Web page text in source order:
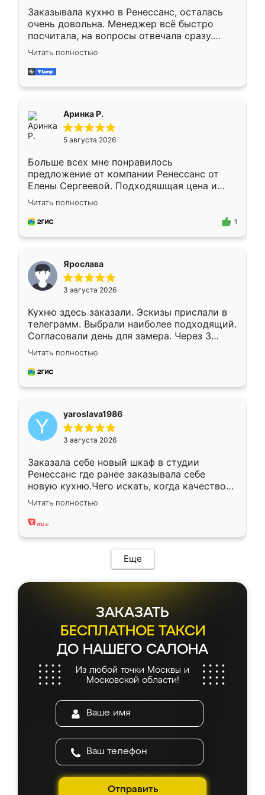
Заказывала кухню в Ренессанс, осталась
очень довольна. Менеджер всё быстро
посчитала, на вопросы отвечала сразу.
Замерщик приехал в субботу, подошёл к
делу со всей ответственностью. Собрали
за день, ребята работали аккуратно, даже
Читать полностью
Аринка Р.
5 августа 2026
Больше всех мне понравилось
предложение от компании Ренессанс от
Елены Сергеевой. Подходяшщая цена и
короткие сроки изготовления. Приехавший
для замера сотрудник Владислав
предложил по моему эскизу самый
Читать полностью
1
Ярослава
3 августа 2026
Кухню здесь заказали. Эскизы прислали в
телеграмм. Выбрали наиболее подходящий.
Согласовали день для замера. Через 3
недели кухня была уже готова. Остались
довольны работой. Спасибо Ренессанс
мебель за качественную работу!
Читать полностью
yaroslava1986
3 августа 2026
Заказала себе новый шкаф в студии
Ренессанс где ранее заказывала себе
новую кухню.Чего искать, когда качеством
вполне довольна. Служит кухня уже почти
два года, нареканий нет.
Читать полностью
Еще
ЗАКАЗАТЬ
БЕСПЛАТНОЕ ТАКСИ
ДО НАШЕГО САЛОНА
Из любой точки Москвы и
Московской области!
Отправить